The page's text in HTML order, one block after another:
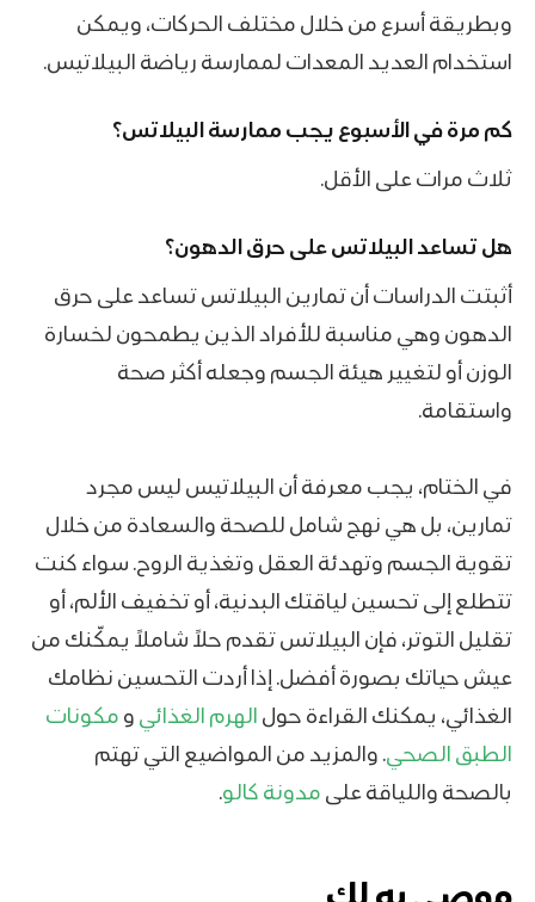
وبطريقة أسرع من خلال مختلف الحركات، ويمكن
استخدام العديد المعدات لممارسة رياضة البيلاتيس.
كم مرة في الأسبوع يجب ممارسة البيلاتس؟
ثلاث مرات على الأقل.
هل تساعد البيلاتس على حرق الدهون؟
أثبتت الدراسات أن تمارين البيلاتس تساعد على حرق
الدهون وهي مناسبة للأفراد الذين يطمحون لخسارة
الوزن أو لتغيير هيئة الجسم وجعله أكثر صحة
واستقامة.
في الختام، يجب معرفة أن البيلاتيس ليس مجرد
تمارين، بل هي نهج شامل للصحة والسعادة من خلال
تقوية الجسم وتهدئة العقل وتغذية الروح. سواء كنت
تتطلع إلى تحسين لياقتك البدنية، أو تخفيف الألم، أو
تقليل التوتر، فإن البيلاتس تقدم حلاً شاملاً يمكّنك من
عيش حياتك بصورة أفضل. إذا أردت التحسين نظامك
الغذائي، يمكنك القراءة حول الهرم الغذائي و مكونات
الطبق الصحي. والمزيد من المواضيع التي تهتم
بالصحة واللياقة على مدونة كالو.